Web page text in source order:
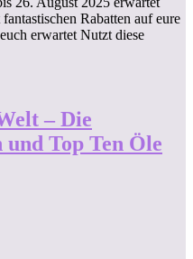
Rabatten auf eure
erwartet Nutzt diese
– Die
Top Ten Öle